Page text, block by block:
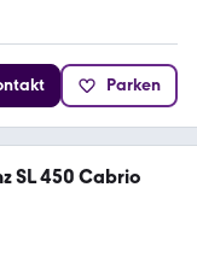
Parken
SL 450 Cabrio